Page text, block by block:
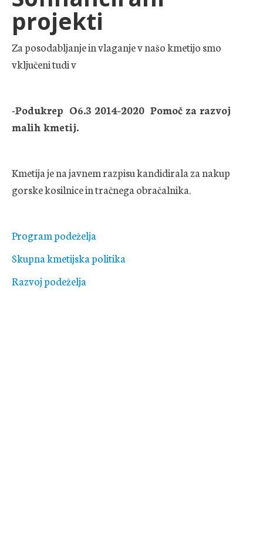
PRODAJNA MREŽA
ZANIMIVOSTI
projekti
Za posodabljanje in vlaganje v našo kmetijo smo
vključeni tudi v
-Podukrep O6.3 2014-2020 Pomoč za razvoj
malih kmetij.
Kmetija je na javnem razpisu kandidirala za nakup
gorske kosilnice in tračnega obračalnika.
Program podeželja
Skupna kmetijska politika
Razvoj podeželja